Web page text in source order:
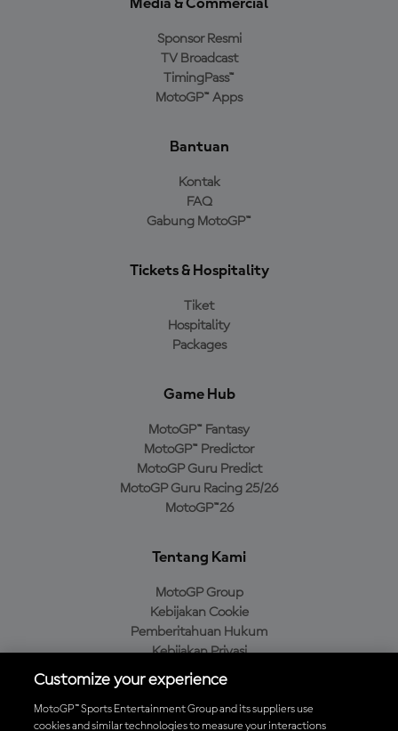
Media & Commercial
Sponsor Resmi
TV Broadcast
TimingPass™
MotoGP™ Apps
Bantuan
Kontak
FAQ
Gabung MotoGP™
Tickets & Hospitality
Tiket
Hospitality
Packages
Game Hub
MotoGP™ Fantasy
MotoGP™ Predictor
MotoGP Guru Predict
MotoGP Guru Racing 25/26
MotoGP™26
Tentang Kami
MotoGP Group
Kebijakan Cookie
Pemberitahuan Hukum
Kebijakan Privasi
Kebijakan Pembelian
Customize your experience
MotoGP™ Sports Entertainment Group and its suppliers use
cookies and similar technologies to measure your interactions